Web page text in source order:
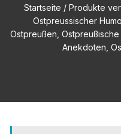
Startseite / Produkte
Ostpreussischer
Ostpreußen,
Anekdoten,